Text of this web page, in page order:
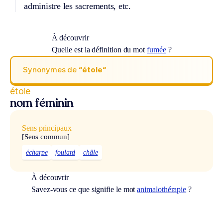
administre les sacrements, etc.
À découvrir
Quelle est la définition du mot fumée?
Synonymes de “étole“
étole
nom féminin
Sens principaux
[Sens commun]
écharpe foulard châle
À découvrir
Savez-vous ce que signifie le motanimalothérapie ?